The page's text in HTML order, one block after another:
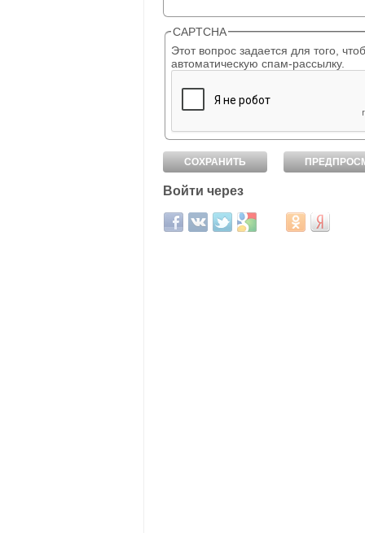
CAPTCHA
Этот вопрос задается для того, чтобы выяснить,
автоматическую спам-рассылку.
Войти через
Login with Facebook
Login with ВКонтакте
Login with Twitter
Login with Google
Login with Mail.ru
Login with
Login